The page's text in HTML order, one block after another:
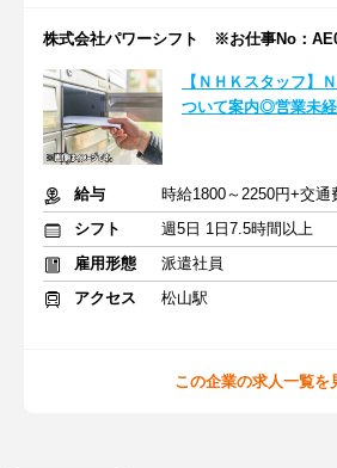
株式会社パワーシフト ※お仕事No：
【ＮＨＫスタッフ】
ついて案内◎営業未
給与
時給1800～2250円+交通
シフト
週5日 1日7.5時間以上
雇用形態
派遣社員
アクセス
松山駅
この企業の求人一覧を